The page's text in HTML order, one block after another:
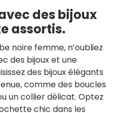
des bijoux
assortis.
noire femme, n’oubliez
des bijoux et une
des bijoux élégants
comme des boucles
un collier délicat. Optez
chic dans les